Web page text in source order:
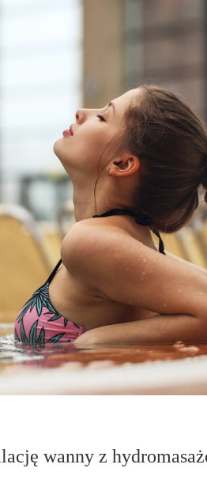
wanny z